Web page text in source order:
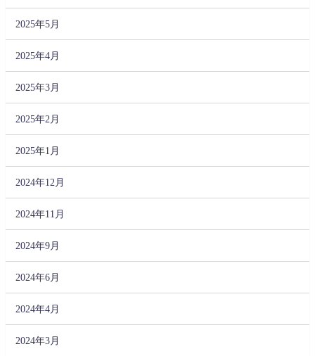
2025年5月
2025年4月
2025年3月
2025年2月
2025年1月
2024年12月
2024年11月
2024年9月
2024年6月
2024年4月
2024年3月